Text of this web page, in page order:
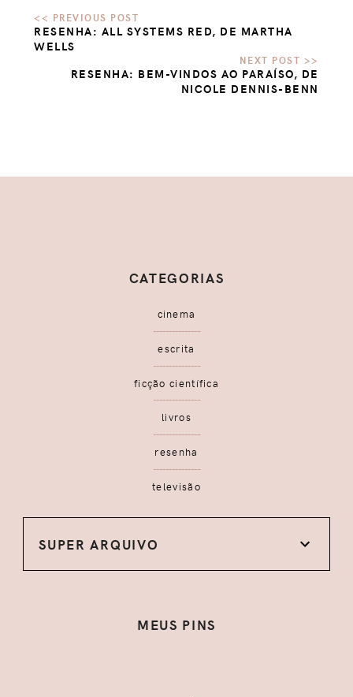
RESENHA: ALL SYSTEMS RED, DE MARTHA
WELLS
RESENHA: BEM-VINDOS AO PARAÍSO, DE
NICOLE DENNIS-BENN
CATEGORIAS
cinema
escrita
ficção científica
livros
resenha
televisão
SUPER ARQUIVO
MEUS PINS